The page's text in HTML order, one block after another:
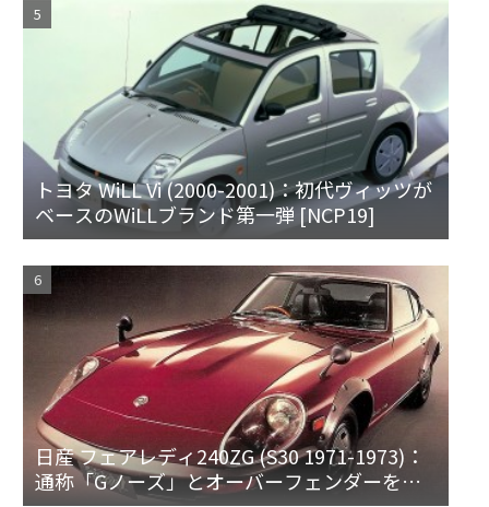
トヨタ WiLL Vi (2000-2001)：初代ヴィッツが
ベースのWiLLブランド第一弾 [NCP19]
日産 フェアレディ240ZG (S30 1971-1973)：
通称「Gノーズ」とオーバーフェンダーを装